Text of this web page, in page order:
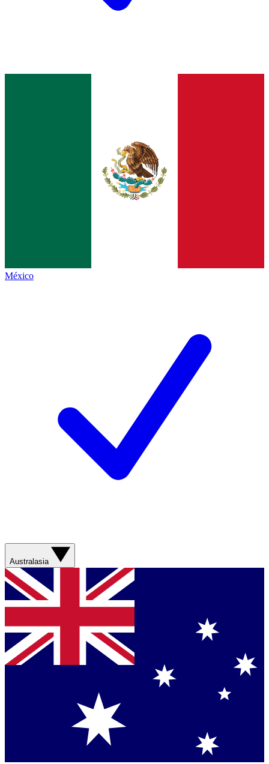
México
Australasia